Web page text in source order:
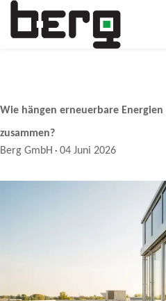
Wie hängen erneuerbare
zusammen?
Berg GmbH · 04 Juni 2026